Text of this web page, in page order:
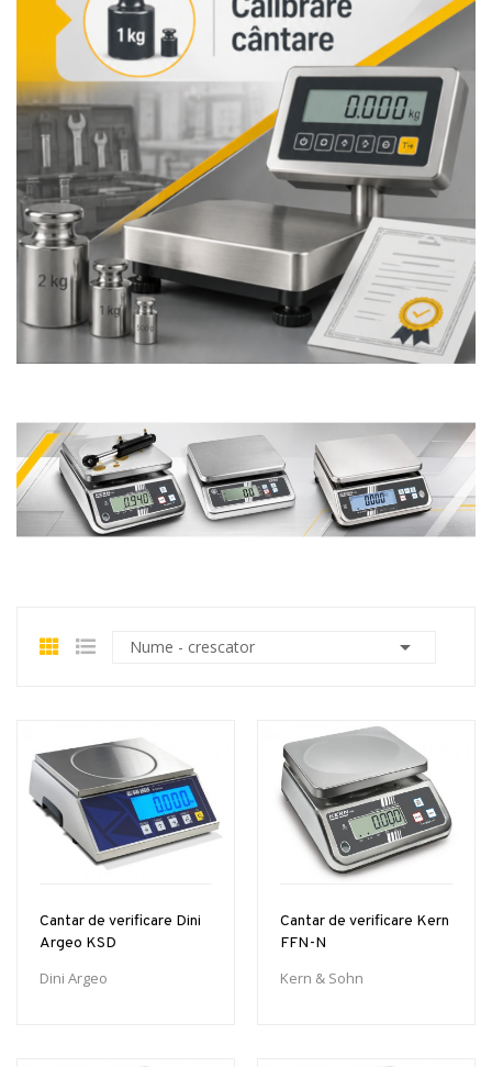
Nume - crescator 
Cantar de verificare Dini
Argeo KSD
Dini Argeo
Cantar de verificare Kern
FFN-N
Kern & Sohn